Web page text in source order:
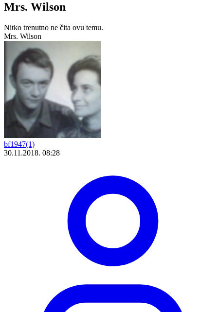
Mrs. Wilson
Nitko trenutno ne čita ovu temu.
Mrs. Wilson
bf1947(1)
30.11.2018. 08:28